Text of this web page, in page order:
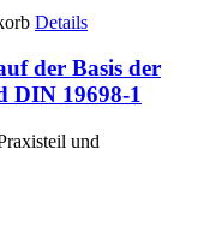
Details
der Basis der
DIN 19698-1
und